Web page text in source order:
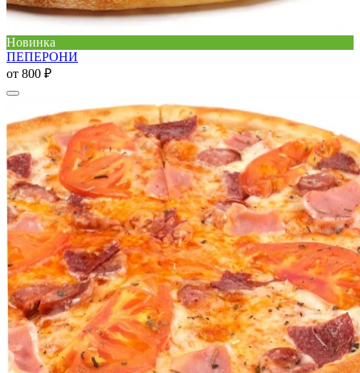
Новинка
ПЕПЕРОНИ
от 800 ₽